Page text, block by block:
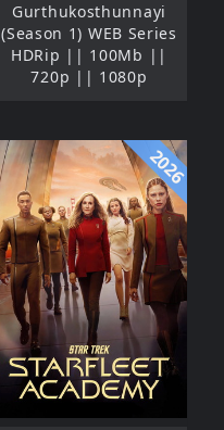
Gurthukosthunnayi
(Season 1) WEB Series
HDRip || 100Mb ||
720p || 1080p
2026